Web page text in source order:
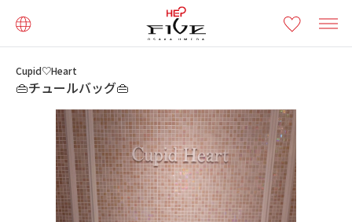
Cupid♡Heart
👜チュールバッグ👜